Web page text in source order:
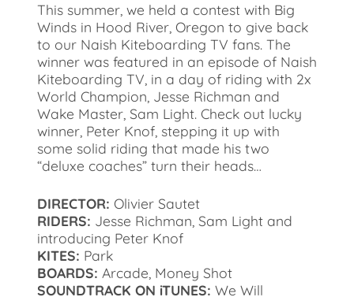
This summer, we held a contest with Big
Winds in Hood River, Oregon to give back
to our Naish Kiteboarding TV fans. The
winner was featured in an episode of Naish
Kiteboarding TV, in a day of riding with 2x
World Champion, Jesse Richman and
Wake Master, Sam Light. Check out lucky
winner, Peter Knof, stepping it up with
some solid riding that made his two
“deluxe coaches” turn their heads…
DIRECTOR: Olivier Sautet
RIDERS: Jesse Richman, Sam Light and
introducing Peter Knof
KITES: Park
BOARDS: Arcade, Money Shot
SOUNDTRACK ON iTUNES: We Will